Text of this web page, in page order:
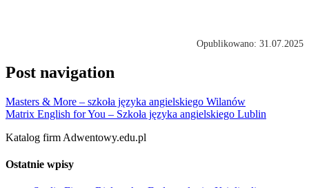
Opublikowano: 31.07.2025
Post navigation
Masters & More – szkoła języka angielskiego Wilanów
Matrix English for You – Szkoła języka angielskiego Lublin
Katalog firm Adwentowy.edu.pl
Ostatnie wpisy